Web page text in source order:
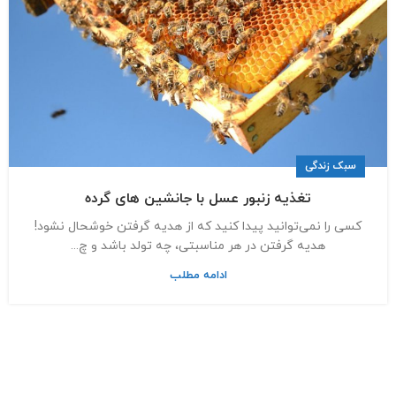
سبک زندگی
تغذیه زنبور عسل با جانشین های گرده
کسی را نمی‌توانید پیدا کنید که از هدیه گرفتن خوشحال نشود!
هدیه گرفتن در هر مناسبتی، چه تولد باشد و چ...
ادامه مطلب